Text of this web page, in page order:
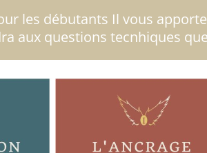
les débutants Il vous
aux questions tecnhiques